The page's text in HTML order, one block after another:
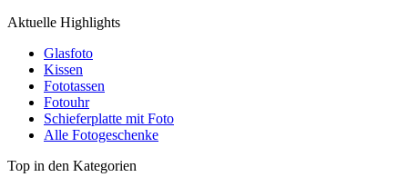
Aktuelle Highlights
Glasfoto
Kissen
Fototassen
Fotouhr
Schieferplatte mit Foto
Alle Fotogeschenke
Top in den Kategorien